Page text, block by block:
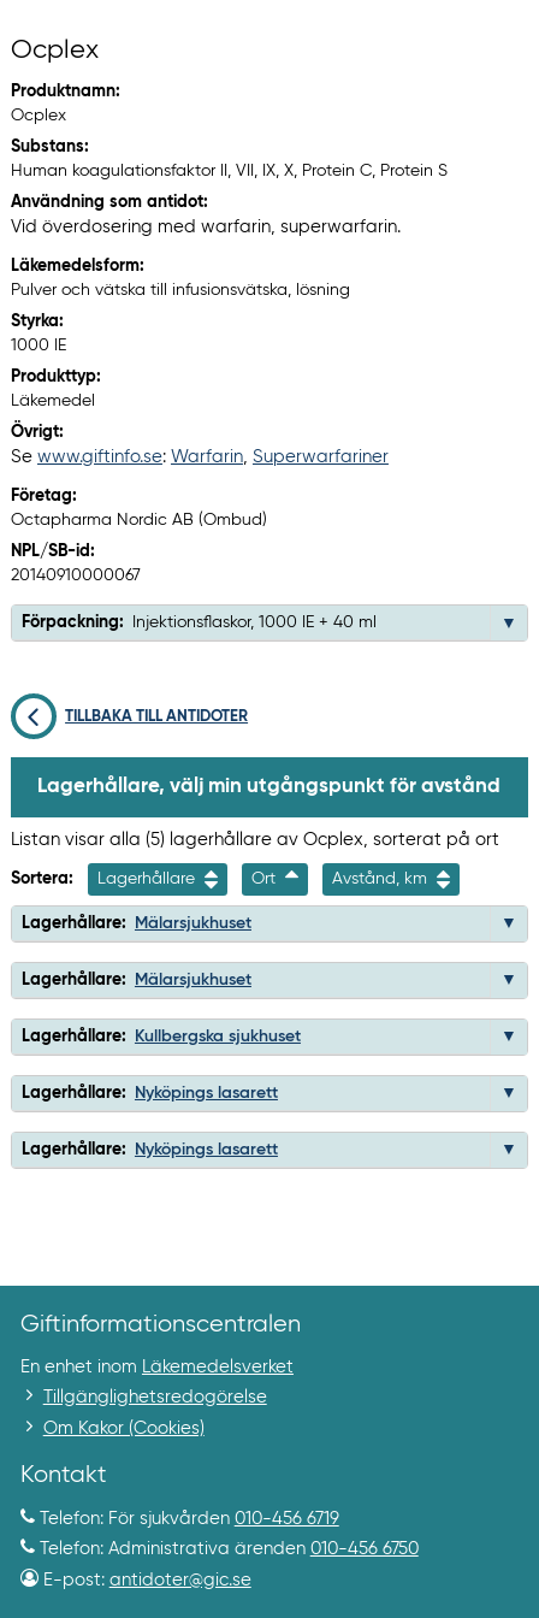
Ocplex
Produktnamn:
Ocplex
Substans:
Human koagulationsfaktor II, VII, IX, X, Protein C, Protein S
Användning som antidot:
Vid överdosering med warfarin, superwarfarin.
Läkemedelsform:
Pulver och vätska till infusionsvätska, lösning
Styrka:
1000 IE
Produkttyp:
Läkemedel
Övrigt:
Se www.giftinfo.se: Warfarin, Superwarfariner
Företag:
Octapharma Nordic AB (Ombud)
NPL/SB-id:
20140910000067
Förpackning: Injektionsflaskor, 1000 IE + 40 ml
TILLBAKA TILL ANTIDOTER
Lagerhållare, välj min utgångspunkt för avstånd
Listan visar alla (5) lagerhållare av Ocplex, sorterat på ort
Sortera: Lagerhållare Ort Avstånd, km
Lagerhållare: Mälarsjukhuset
Lagerhållare: Mälarsjukhuset
Lagerhållare: Kullbergska sjukhuset
Lagerhållare: Nyköpings lasarett
Lagerhållare: Nyköpings lasarett
Giftinformationscentralen
En enhet inom
Läkemedelsverket
Tillgänglighetsredogörelse
Om Kakor (Cookies)
Kontakt
Telefon: För sjukvården 010-456 6719
Telefon: Administrativa ärenden 010-456 6750
E-post: antidoter@gic.se